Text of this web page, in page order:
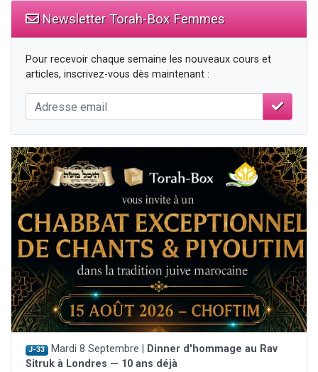
Newsletter Torah-Box Femmes
Pour recevoir chaque semaine les nouveaux cours et
articles, inscrivez-vous dès maintenant :
J-33 Mardi 8 Septembre |
Dinner d'hommage au Rav
Sitruk à Londres — 10 ans déjà